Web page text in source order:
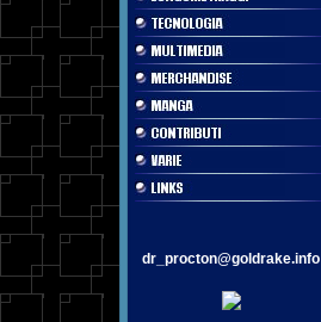
dr_procton@goldrake.info